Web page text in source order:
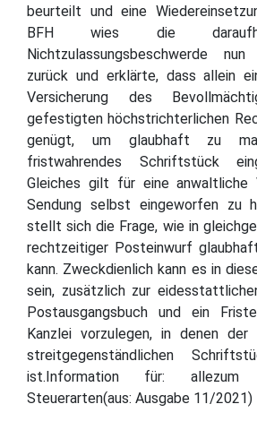
beurteilt und eine
BFH wies die
Nichtzulassungsbeschwerde
zurück und erklärte, dass allein
Versicherung des
gefestigten höchstrichterlichen
genügt, um glaubhaft zu
fristwahrendes Schriftstück
Gleiches gilt für eine anwaltliche
Sendung selbst eingeworfen zu
stellt sich die Frage, wie in
rechtzeitiger Posteinwurf
kann. Zweckdienlich kann es in
sein, zusätzlich zur
Postausgangsbuch und ein
Kanzlei vorzulegen, in denen
streitgegenständlichen
ist.Information für: allezum
Steuerarten(aus: Ausgabe 11/2021)